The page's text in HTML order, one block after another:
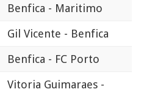
Benfica - Maritimo
Gil Vicente - Benfica
Benfica - FC Porto
Vitoria Guimaraes -